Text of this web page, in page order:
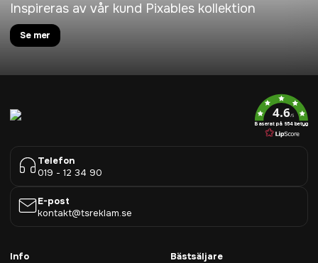
Inspireras av vår kund Pixables kollektion
Se mer
4.6/5
Baserat på 954 betyg
Telefon
019 - 12 34 90
E-post
kontakt@tsreklam.se
Info
Bästsäljare